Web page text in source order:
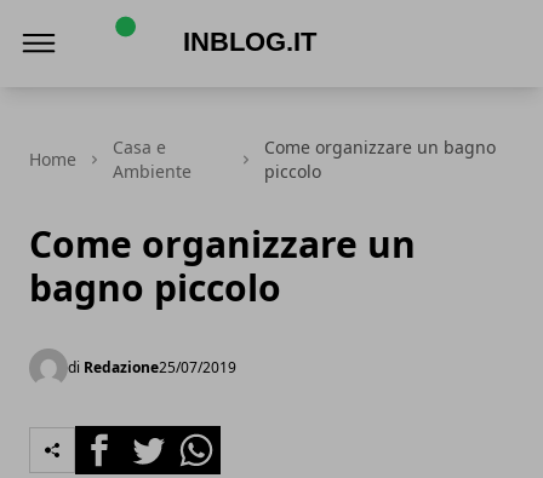
Home
Casa e
Ambiente
Come organizzare un bagno
piccolo
Come organizzare un
bagno piccolo
di Redazione25/07/2019
FacebookTwitterWhatsapp